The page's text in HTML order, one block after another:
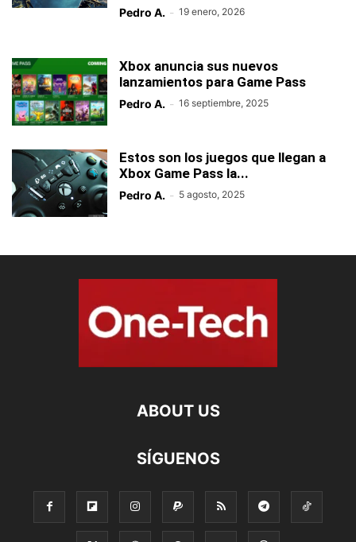
Pedro A. - 19 enero, 2026
Xbox anuncia sus nuevos
lanzamientos para Game Pass
Pedro A. - 16 septiembre, 2025
Estos son los juegos que llegan a
Xbox Game Pass la...
Pedro A. - 5 agosto, 2025
ABOUT US
SÍGUENOS